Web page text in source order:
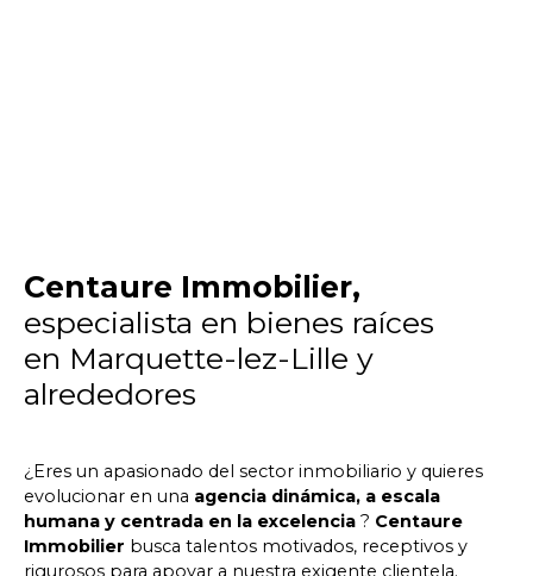
Centaure Immobilier,
especialista en bienes raíces
en Marquette-lez-Lille y
alrededores
¿Eres un apasionado del sector inmobiliario y quieres
evolucionar en una agencia dinámica, a escala
humana y centrada en la excelencia ? Centaure
Immobilier busca talentos motivados, receptivos y
rigurosos para apoyar a nuestra exigente clientela.